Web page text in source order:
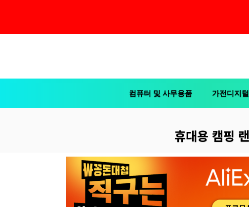
건
컴퓨터 및 사무용품 가전디지털
휴대용 캠핑